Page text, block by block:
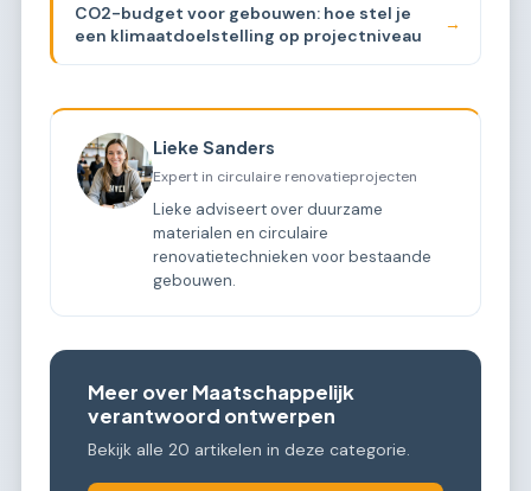
CO2-budget voor gebouwen: hoe stel je
een klimaatdoelstelling op projectniveau
→
Lieke Sanders
Expert in circulaire renovatieprojecten
Lieke adviseert over duurzame
materialen en circulaire
renovatietechnieken voor bestaande
gebouwen.
Meer over Maatschappelijk
verantwoord ontwerpen
Bekijk alle 20 artikelen in deze categorie.